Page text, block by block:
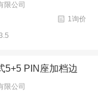
限公司
1询价
5+5 PIN座加档边
限公司